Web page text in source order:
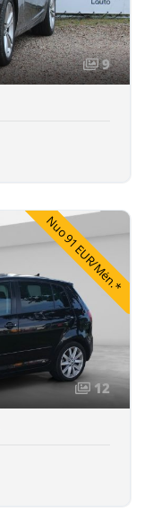
9
Nuo 91 EUR/Mėn.*
12